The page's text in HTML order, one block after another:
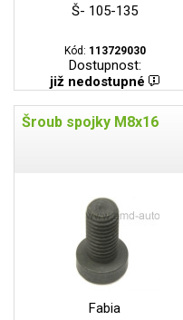
Š- 105-135
Kód: 113729030
Dostupnost:
již nedostupné
Šroub spojky M8x16
Fabia